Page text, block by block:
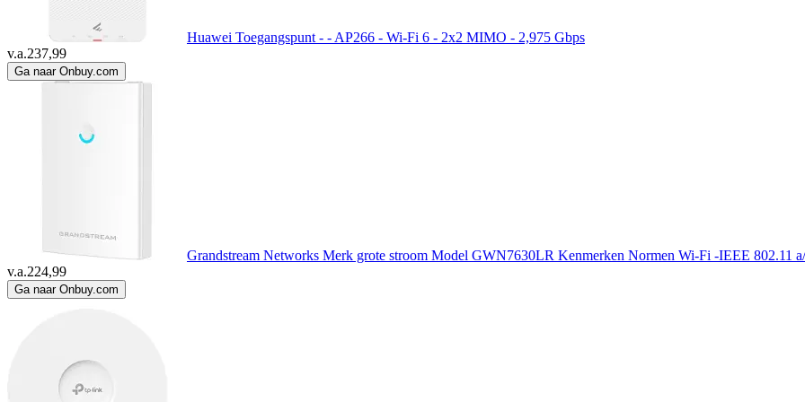
Huawei Toegangspunt - - AP266 - Wi-Fi 6 - 2x2 MIMO - 2,975 Gbps
v.a.237,99
Ga naar Onbuy.com
Grandstream Networks Merk grote stroom Model GWN7630LR Kenmerken Normen Wi-Fi -IEEE 802.11
v.a.224,99
Ga naar Onbuy.com